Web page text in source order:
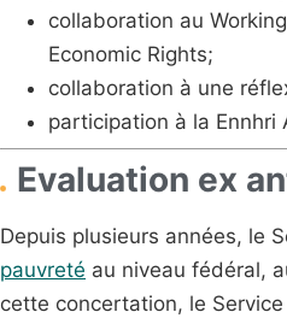
collaboration au
Economic Rights;
collaboration à une
participation à la Ennhri
Evaluation ex
Depuis plusieurs années, le
pauvreté au niveau fédéral,
cette concertation, le